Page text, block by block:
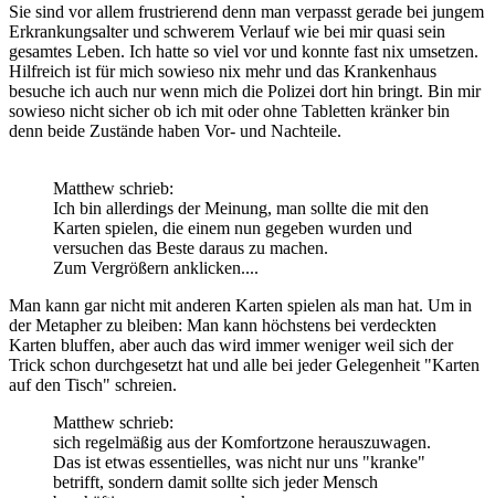
Sie sind vor allem frustrierend denn man verpasst gerade bei jungem
Erkrankungsalter und schwerem Verlauf wie bei mir quasi sein
gesamtes Leben. Ich hatte so viel vor und konnte fast nix umsetzen.
Hilfreich ist für mich sowieso nix mehr und das Krankenhaus
besuche ich auch nur wenn mich die Polizei dort hin bringt. Bin mir
sowieso nicht sicher ob ich mit oder ohne Tabletten kränker bin
denn beide Zustände haben Vor- und Nachteile.
Matthew schrieb:
Ich bin allerdings der Meinung, man sollte die mit den
Karten spielen, die einem nun gegeben wurden und
versuchen das Beste daraus zu machen.
Zum Vergrößern anklicken....
Man kann gar nicht mit anderen Karten spielen als man hat. Um in
der Metapher zu bleiben: Man kann höchstens bei verdeckten
Karten bluffen, aber auch das wird immer weniger weil sich der
Trick schon durchgesetzt hat und alle bei jeder Gelegenheit "Karten
auf den Tisch" schreien.
Matthew schrieb:
sich regelmäßig aus der Komfortzone herauszuwagen.
Das ist etwas essentielles, was nicht nur uns "kranke"
betrifft, sondern damit sollte sich jeder Mensch